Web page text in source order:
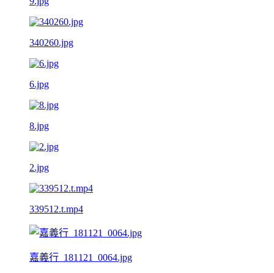
340260.jpg
6.jpg
8.jpg
2.jpg
339512.t.mp4
嘉義行_181121_0064.jpg